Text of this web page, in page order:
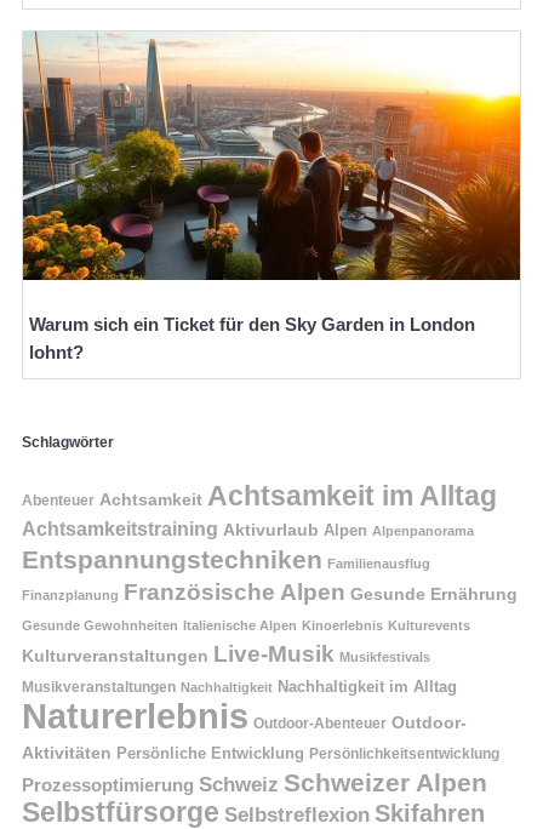
Warum sich ein Ticket für den Sky Garden in London
lohnt?
Schlagwörter
Abenteuer Achtsamkeit Achtsamkeit im Alltag
Achtsamkeitstraining Aktivurlaub Alpen Alpenpanorama
Entspannungstechniken Familienausflug
Finanzplanung Französische Alpen Gesunde Ernährung
Gesunde Gewohnheiten Italienische Alpen Kinoerlebnis Kulturevents
Kulturveranstaltungen Live-Musik Musikfestivals
Musikveranstaltungen Nachhaltigkeit Nachhaltigkeit im Alltag
Naturerlebnis Outdoor-Abenteuer Outdoor-
Aktivitäten Persönliche Entwicklung Persönlichkeitsentwicklung
Prozessoptimierung Schweiz Schweizer Alpen
Selbstfürsorge Selbstreflexion Skifahren